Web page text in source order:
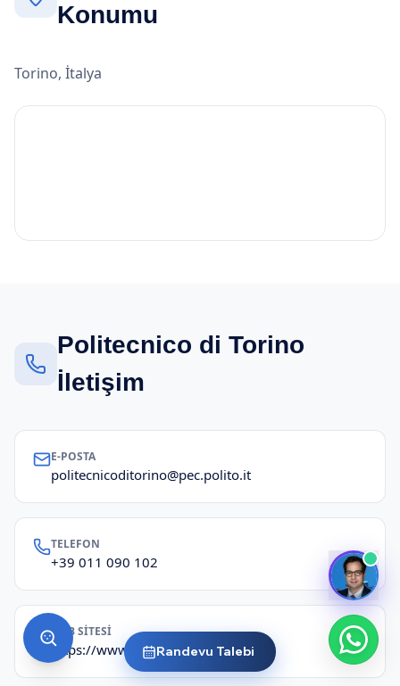
Konumu
Torino, İtalya
Politecnico di Torino
İletişim
E-POSTA
politecnicoditorino@pec.polito.it
TELEFON
+39 011 090 102
WEB SITESI
https://www.polito.it/Randevu Talebi